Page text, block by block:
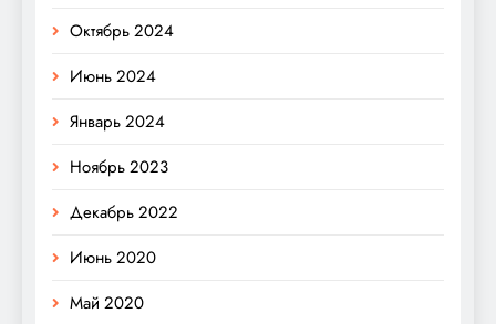
Октябрь 2024
Июнь 2024
Январь 2024
Ноябрь 2023
Декабрь 2022
Июнь 2020
Май 2020